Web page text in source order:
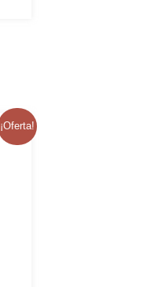
¡Oferta!